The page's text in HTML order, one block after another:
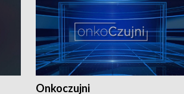
Onkoczujni